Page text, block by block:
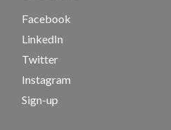
Facebook
LinkedIn
Twitter
Instagram
Sign-up